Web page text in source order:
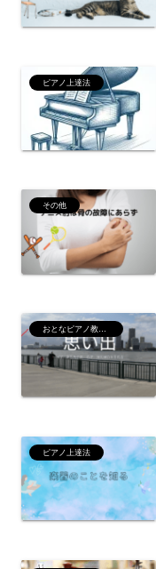
ピアノ上達法
その他
おとなピアノ教室1st.案内
ピアノ上達法